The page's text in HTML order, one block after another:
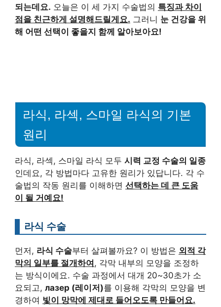
되는데요. 오늘은 이 세 가지 수술법의 특징과 차이
점을 친근하게 설명해드릴게요. 그러니 눈 건강을 위
해 어떤 선택이 좋을지 함께 알아보아요!
라식, 라섹, 스마일 라식의 기본
원리
라식, 라섹, 스마일 라식 모두 시력 교정 수술의 일종
인데요, 각 방법마다 고유한 원리가 있답니다. 각 수
술법의 작동 원리를 이해하면 선택하는 데 큰 도움
이 될 거예요!
라식 수술
먼저, 라식 수술부터 살펴볼까요? 이 방법은 외적 각
막의 일부를 절개하여 , 각막 내부의 모양을 조정하
는 방식이에요. 수술 과정에서 대개 20~30초가 소
요되고, лазер (레이저)를 이용해 각막의 모양을 변
경하여 빛이 망막에 제대로 들어오도록 만들어요.